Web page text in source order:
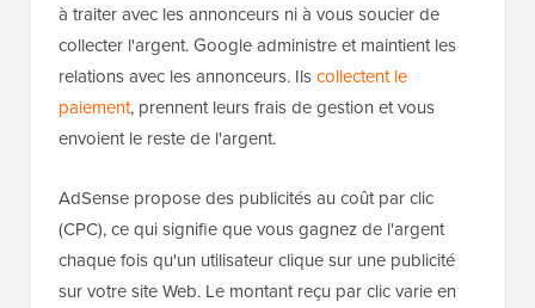
à traiter avec les annonceurs ni à vous soucier de
collecter l'argent. Google administre et maintient les
relations avec les annonceurs. Ilscollectent le
paiement, prennent leurs frais de gestion et vous
envoient le reste de l'argent.
AdSense propose des publicités au coût par clic
(CPC), ce qui signifie que vous gagnez de l'argent
chaque fois qu'un utilisateur clique sur une publicité
sur votre site Web. Le montant reçu par clic varie en